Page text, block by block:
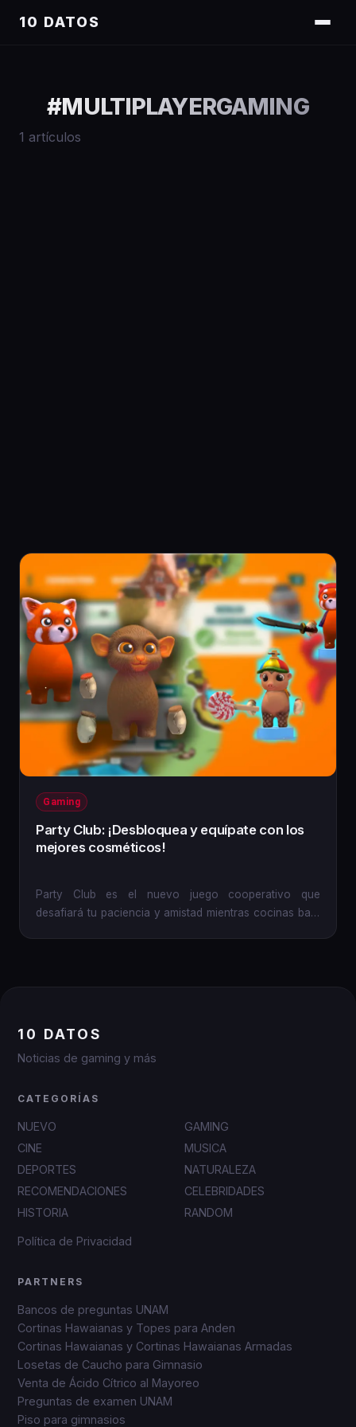
10 DATOS
#MULTIPLAYERGAMING
1 artículos
Gaming
Party Club: ¡Desbloquea y equípate con los
mejores cosméticos!
Party Club es el nuevo juego cooperativo que
desafiará tu paciencia y amistad mientras cocinas bajo
10 DATOS
Noticias de gaming y más
CATEGORÍAS
NUEVO
GAMING
CINE
MUSICA
DEPORTES
NATURALEZA
RECOMENDACIONES
CELEBRIDADES
HISTORIA
RANDOM
Política de Privacidad
PARTNERS
Bancos de preguntas UNAM
Cortinas Hawaianas y Topes para Anden
Cortinas Hawaianas y Cortinas Hawaianas Armadas
Losetas de Caucho para Gimnasio
Venta de Ácido Cítrico al Mayoreo
Preguntas de examen UNAM
Piso para gimnasios